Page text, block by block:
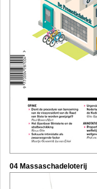
04 Massaschadeloterij